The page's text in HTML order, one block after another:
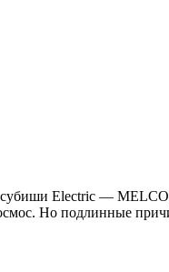
Electric —
Но подлинные